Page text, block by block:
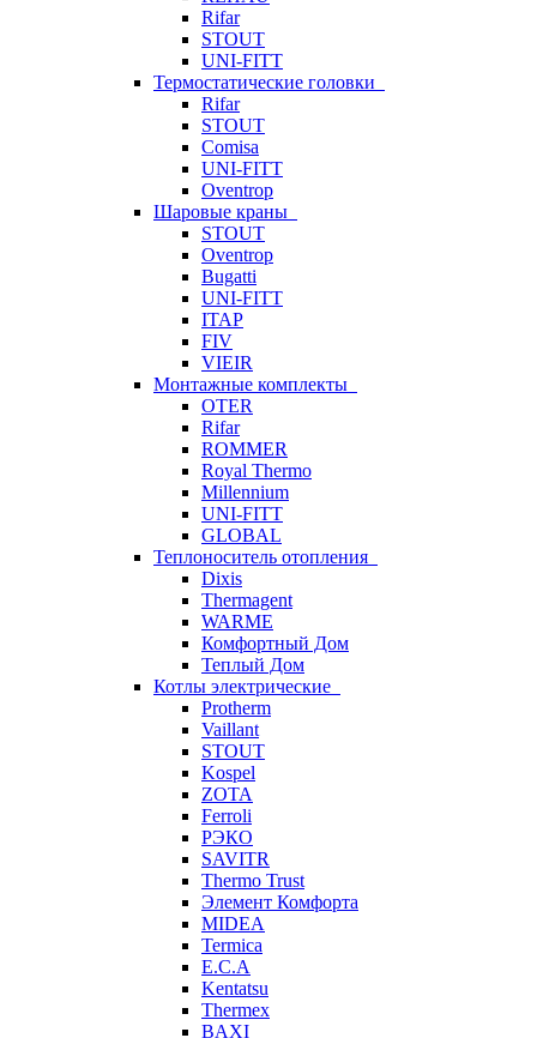
Rifar
STOUT
UNI-FITT
Термостатические головки
Rifar
STOUT
Comisa
UNI-FITT
Oventrop
Шаровые краны
STOUT
Oventrop
Bugatti
UNI-FITT
ITAP
FIV
VIEIR
Монтажные комплекты
OTER
Rifar
ROMMER
Royal Thermo
Millennium
UNI-FITT
GLOBAL
Теплоноситель отопления
Dixis
Thermagent
WARME
Комфортный Дом
Теплый Дом
Котлы электрические
Protherm
Vaillant
STOUT
Kospel
ZOTA
Ferroli
РЭКО
SAVITR
Thermo Trust
Элемент Комфорта
MIDEA
Termica
E.C.A
Kentatsu
Thermex
BAXI